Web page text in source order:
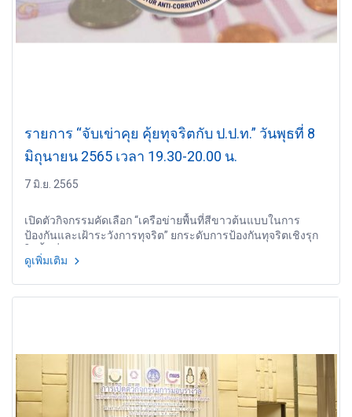
รายการ “จับเข่าคุย คุ้ยทุจริตกับ ป.ป.ท.” วันพุธที่ 8
มิถุนายน 2565 เวลา 19.30-20.00 น.
7 มิ.ย. 2565
เปิดตัวกิจกรรมคัดเลือก “เครือข่ายพื้นที่สีขาวต้นแบบในการ
ป้องกันและเฝ้าระวังการทุจริต” ยกระดับการป้องกันทุจริตเชิงรุก
ดูเพิ่มเติม